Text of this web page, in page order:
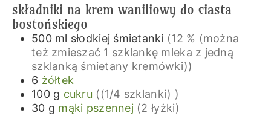
składniki na krem waniliowy do ciasta
bostońskiego
500 ml słodkiej śmietanki (12 % (można
też zmieszać 1 szklankę mleka z jedną
szklanką śmietany kremówki))
6 żółtek
100 g cukru ((1/4 szklanki) )
30 g mąki pszennej (2 łyżki)